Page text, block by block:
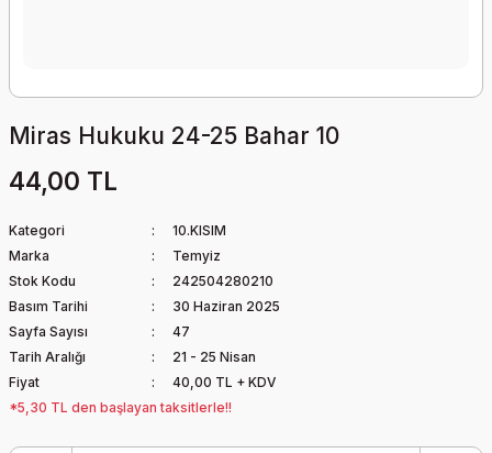
Miras Hukuku 24-25 Bahar 10
44,00 TL
Kategori
10.KISIM
Marka
Temyiz
Stok Kodu
242504280210
Basım Tarihi
30 Haziran 2025
Sayfa Sayısı
47
Tarih Aralığı
21 - 25 Nisan
Fiyat
40,00 TL + KDV
*5,30 TL den başlayan taksitlerle!!